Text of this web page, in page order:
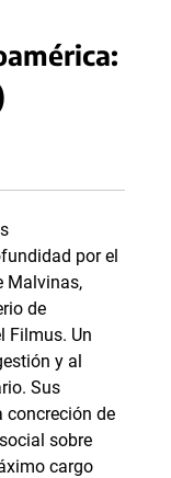
por el
Malvinas,
de
Filmus. Un
y al
Sus
concreción de
sobre
cargo